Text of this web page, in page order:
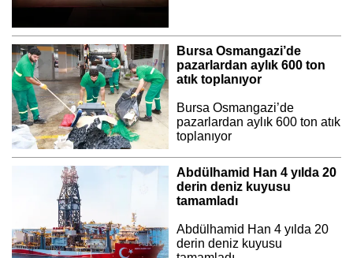
Bursa Osmangazi’de
pazarlardan aylık 600 ton
atık toplanıyor
Bursa Osmangazi’de
pazarlardan aylık 600 ton atık
toplanıyor
Abdülhamid Han 4 yılda 20
derin deniz kuyusu
tamamladı
Abdülhamid Han 4 yılda 20
derin deniz kuyusu